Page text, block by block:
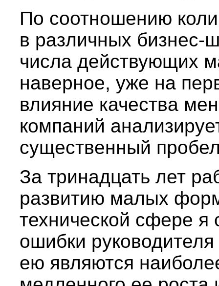
По соотношению
в различных бизнес-
числа действующих
наверное, уже на
влияние качества
компаний
существенный
За тринадцать лет
развитию малых
технической сфере
ошибки
ею являются